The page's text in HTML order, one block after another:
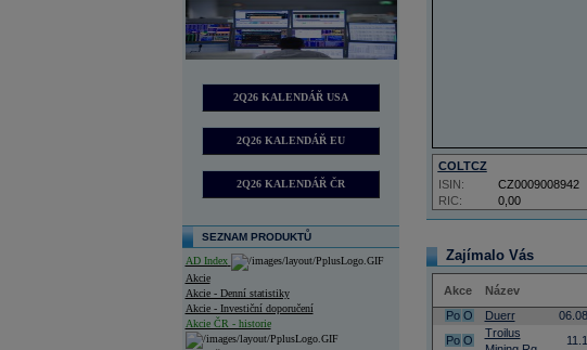
2Q26 KALENDÁŘ USA
2Q26 KALENDÁŘ EU
2Q26 KALENDÁŘ ČR
SEZNAM PRODUKTŮ
AD Index
Akcie
Akcie - Denní statistiky
Akcie - Investiční doporučení
Akcie ČR - historie
COLTCZ
RIC: 0,00
ISIN: CZ0009008942
Zajímalo Vás
Akce Název
Po O Duerr
Po O
Troilus